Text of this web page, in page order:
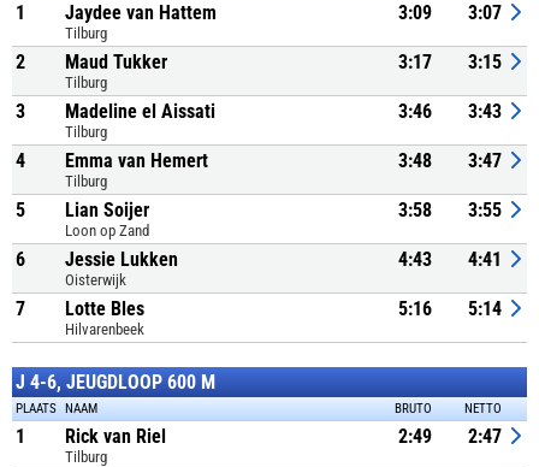
1 Jaydee van Hattem
Tilburg
3:09 3:07
2 Maud Tukker
Tilburg
3:17 3:15
3 Madeline el Aissati
Tilburg
3:46 3:43
4 Emma van Hemert
Tilburg
3:48 3:47
5 Lian Soijer
Loon op Zand
3:58 3:55
6 Jessie Lukken
Oisterwijk
4:43 4:41
7 Lotte Bles
Hilvarenbeek
5:16 5:14
J 4-6, JEUGDLOOP 600 M
PLAATS NAAM BRUTO NETTO
1 Rick van Riel
Tilburg
2:49 2:47